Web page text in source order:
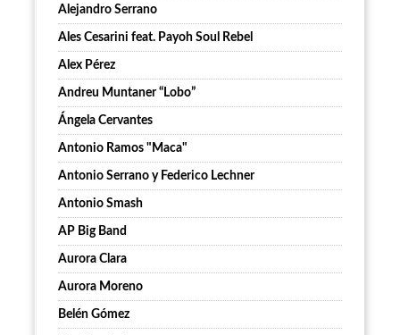
Alejandro Serrano
Ales Cesarini feat. Payoh Soul Rebel
Alex Pérez
Andreu Muntaner “Lobo”
Ángela Cervantes
Antonio Ramos "Maca"
Antonio Serrano y Federico Lechner
Antonio Smash
AP Big Band
Aurora Clara
Aurora Moreno
Belén Gómez